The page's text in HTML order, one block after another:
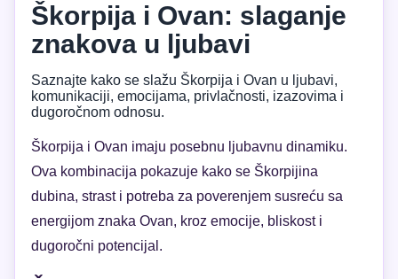
Škorpija i Ovan: slaganje
znakova u ljubavi
Saznajte kako se slažu Škorpija i Ovan u ljubavi,
komunikaciji, emocijama, privlačnosti, izazovima i
dugoročnom odnosu.
Škorpija i Ovan imaju posebnu ljubavnu dinamiku.
Ova kombinacija pokazuje kako se Škorpijina
dubina, strast i potreba za poverenjem susreću sa
energijom znaka Ovan, kroz emocije, bliskost i
dugoročni potencijal.